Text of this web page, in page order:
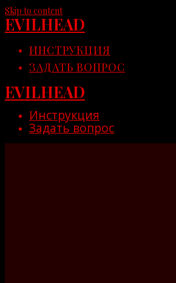
Skip to content
EVILHEAD
ИНСТРУКЦИЯ
ЗАДАТЬ ВОПРОС
EVILHEAD
Инструкция
Задать вопрос